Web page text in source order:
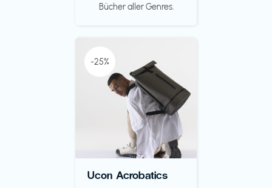
Bücher aller Genres.
-25%
Ucon Acrobatics